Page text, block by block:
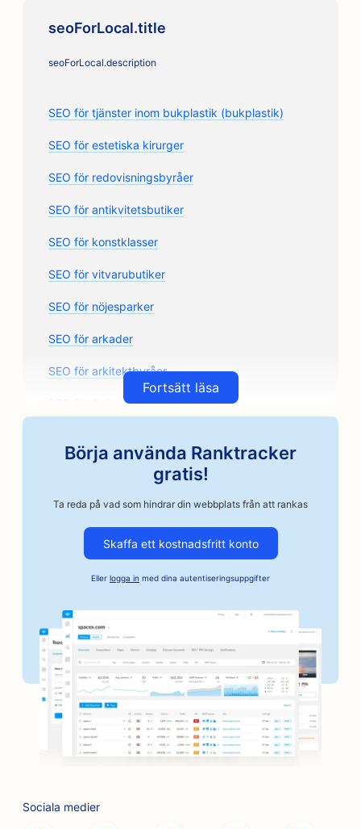
seoForLocal.title
seoForLocal.description
SEO för tjänster inom bukplastik (bukplastik)
SEO för estetiska kirurger
SEO för redovisningsbyråer
SEO för antikvitetsbutiker
SEO för konstklasser
SEO för vitvarubutiker
SEO för nöjesparker
SEO för arkader
SEO för arkitektbyråer
SEO för Artisan Coffee Roasters
SEO för bilverkstäder
SEO för bilverkstäder
SEO för företag inom fordonsindustrin
SEO för bagerier
SEO för frisersalonger
SEO för BBQ-skivor
SEO för butiker
SEO för tjänster inom botox och fillers
Fortsätt läsa
Börja använda Ranktracker
gratis!
Ta reda på vad som hindrar din webbplats från att rankas
Skaffa ett kostnadsfritt konto
Eller logga in med dina autentiseringsuppgifter
Sociala medier